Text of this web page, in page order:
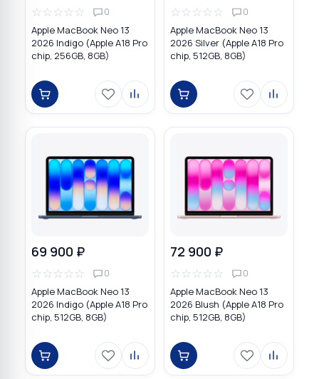
☆☆☆☆☆ 0
Apple MacBook Neo 13
2026 Indigo (Apple A18 Pro
chip, 256GB, 8GB)
☆☆☆☆☆ 0
Apple MacBook Neo 13
2026 Silver (Apple A18 Pro
chip, 512GB, 8GB)
69 900 ₽
☆☆☆☆☆ 0
Apple MacBook Neo 13
2026 Indigo (Apple A18 Pro
chip, 512GB, 8GB)
72 900 ₽
☆☆☆☆☆ 0
Apple MacBook Neo 13
2026 Blush (Apple A18 Pro
chip, 512GB, 8GB)